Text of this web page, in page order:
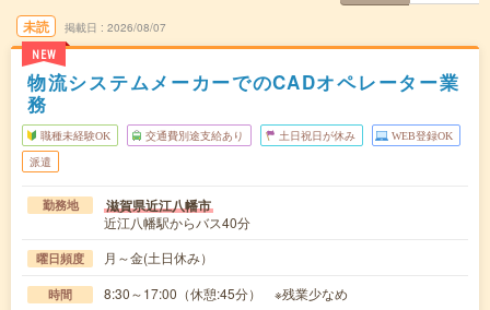
未読
NEW
掲載日 2026/08/07
物流システムメーカーでのCADオペレーター業
務
職種未経験OK 交通費別途支給あり 土日祝日が休み WEB登録OK
派遣
勤務地 滋賀県近江八幡市
近江八幡駅からバス40分
曜日頻度 月～金(土日休み）
時間 8:30～17:00（休憩:45分） ※残業少なめ